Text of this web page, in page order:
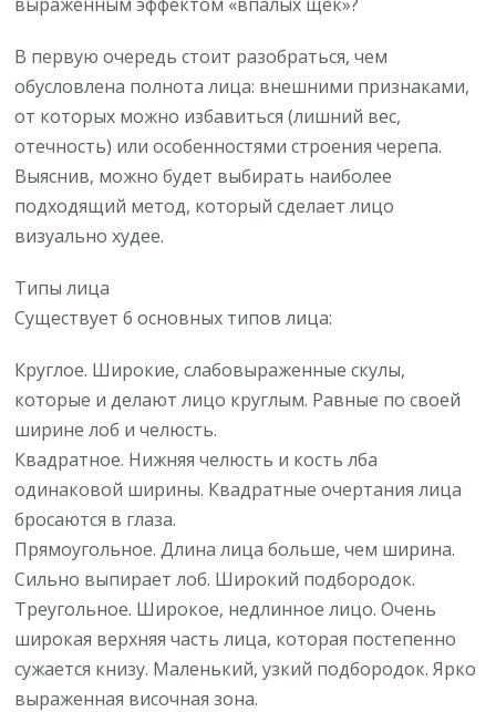
В первую очередь стоит разобраться, чем
обусловлена полнота лица: внешними признаками,
от которых можно избавиться (лишний вес,
отечность) или особенностями строения черепа.
Выяснив, можно будет выбирать наиболее
подходящий метод, который сделает лицо
визуально худее.
Типы лица
Существует 6 основных типов лица:
Круглое. Широкие, слабовыраженные скулы,
которые и делают лицо круглым. Равные по своей
ширине лоб и челюсть.
Квадратное. Нижняя челюсть и кость лба
одинаковой ширины. Квадратные очертания лица
бросаются в глаза.
Прямоугольное. Длина лица больше, чем ширина.
Сильно выпирает лоб. Широкий подбородок.
Треугольное. Широкое, недлинное лицо. Очень
широкая верхняя часть лица, которая постепенно
сужается книзу. Маленький, узкий подбородок. Ярко
выраженная височная зона.